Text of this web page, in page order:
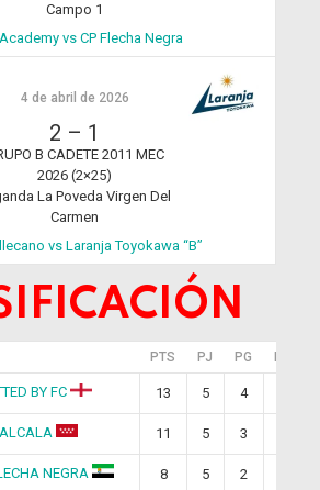
Campo 1
vs CP Flecha Negra
4 de abril de 2026
2 – 1
B CADETE 2011 MEC
2026 (2×25)
La Poveda Virgen Del
Carmen
vs Laranja Toyokawa “B”
PTS PJ PG
BY FC 13 5 4
11 5 3
NEGRA 8 5 2